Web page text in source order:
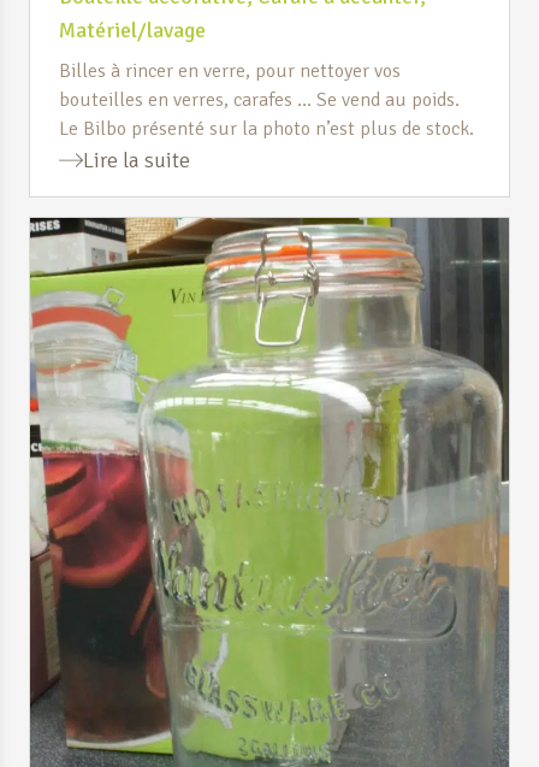
Matériel/lavage
Billes à rincer en verre, pour nettoyer vos
bouteilles en verres, carafes … Se vend au poids.
Le Bilbo présenté sur la photo n’est plus de stock.
Lire la suite